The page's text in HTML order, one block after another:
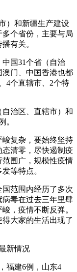
）和新疆生产建设
个省份，主要与局
有关。
国31个省（自治
门、中国香港也都
4个直辖市、2个特
治区、直辖市）和
。
复杂，要始终坚持
清零，尽快遏制疫
围广，规模性疫情
等特点。
范围内经历了多次
毒在过去三年里肆
，疫情不断反弹。
大家的生活出现了
新情况
福建6例，山东4